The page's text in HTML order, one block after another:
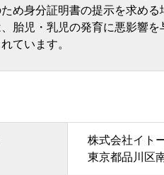
め身分証明書の提示を求める
胎児・乳児の発育に悪影響を
ています。
株式会社イト
東京都品川区